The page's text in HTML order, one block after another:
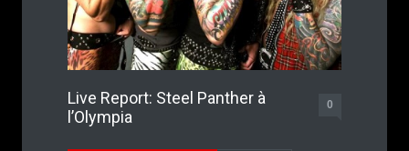
Live Report: Steel Panther à
l’Olympia
0